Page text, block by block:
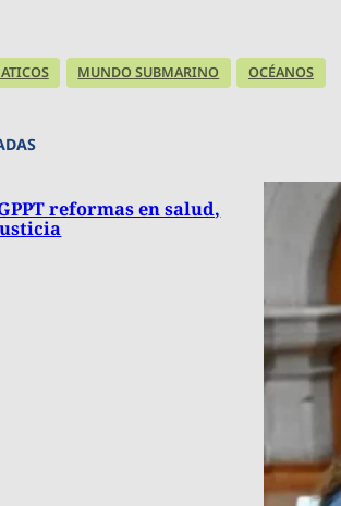
MUNDO SUBMARINO OCÉANOS
reformas en salud,